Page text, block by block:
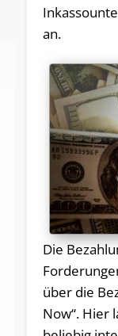
an.
Die
über die
Now“. Hier